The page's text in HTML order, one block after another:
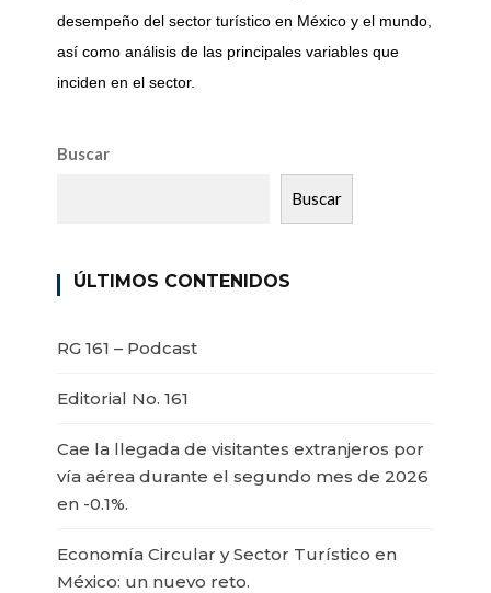
desempeño del sector turístico en México y el mundo,
así como análisis de las principales variables que
inciden en el sector.
Buscar
Buscar
ÚLTIMOS CONTENIDOS
RG 161 – Podcast
Editorial No. 161
Cae la llegada de visitantes extranjeros por
vía aérea durante el segundo mes de 2026
en -0.1%.
Economía Circular y Sector Turístico en
México: un nuevo reto.